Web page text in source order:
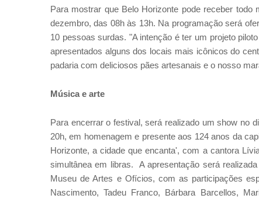
Para mostrar que Belo Horizonte pode receber
dezembro, das 08h às 13h. Na programação será
10 pessoas surdas. "A intenção é ter um projeto
apresentados alguns dos locais mais icônicos do
padaria com deliciosos pães artesanais e o nosso
Música e arte
Para encerrar o festival, será realizado um show no
20h, em homenagem e presente aos 124 anos da
Horizonte, a cidade que encanta', com a cantora
simultânea em libras. A apresentação será
Museu de Artes e Ofícios, com as participações
Nascimento, Tadeu Franco, Bárbara Barcellos,